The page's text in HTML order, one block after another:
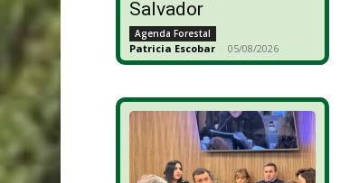
Salvador
Agenda Forestal
Patricia Escobar - 05/08/2026